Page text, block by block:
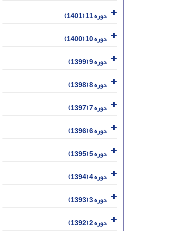
دوره 11 (1401)
دوره 10 (1400)
دوره 9 (1399)
دوره 8 (1398)
دوره 7 (1397)
دوره 6 (1396)
دوره 5 (1395)
دوره 4 (1394)
دوره 3 (1393)
دوره 2 (1392)